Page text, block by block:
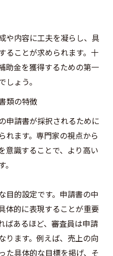
や内容に工夫を凝らし、具
ることが求められます。十
助金を獲得するための第一
ょう。
類の特徴
申請書が採択されるために
れます。専門家の視点から
意識することで、より高い
目的設定です。申請書の中
体的に表現することが重要
ばあるほど、審査員は申請
ります。例えば、売上の向
た具体的な目標を掲げ、そ